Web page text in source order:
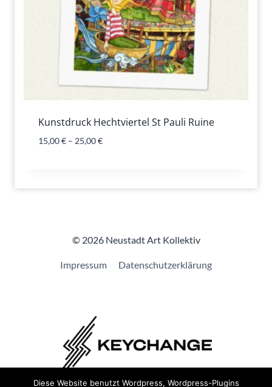
Kunstdruck Hechtviertel St Pauli Ruine
15,00€ – 25,00€
© 2026 Neustadt Art Kollektiv
Impressum Datenschutzerklärung
Diese Website benutzt Wordpress, Wordpress-Plugins